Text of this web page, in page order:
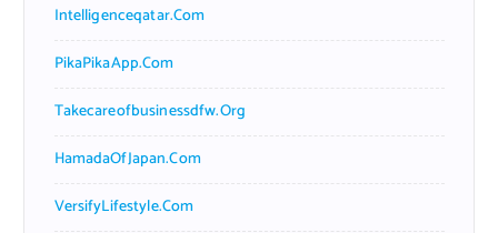
Intelligenceqatar.com
PikaPikaApp.com
Takecareofbusinessdfw.org
HamadaOfJapan.com
VersifyLifestyle.com